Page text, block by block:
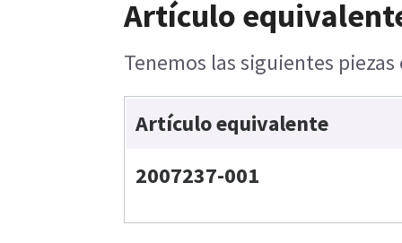
Artículo
Tenemos las siguientes
Artículo equivalente
2007237-001